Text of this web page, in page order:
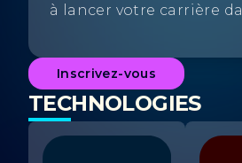
à lancer votre carrière
Inscrivez-vous
TECHNOLOGIES